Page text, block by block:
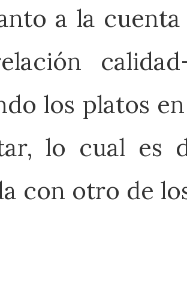
a la
los platos
lo cual es
con otro de